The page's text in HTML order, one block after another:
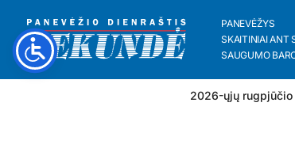
PANEVĖŽYS
SKAITINIAI ANT
SAUGUMO
2026-ųjų rugpjūčio